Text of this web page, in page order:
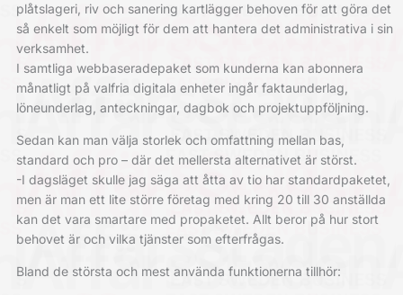
plåtslageri, riv och sanering kartlägger behoven för att göra det
så enkelt som möjligt för dem att hantera det administrativa i sin
verksamhet.
I samtliga webbaseradepaket som kunderna kan abonnera
månatligt på valfria digitala enheter ingår faktaunderlag,
löneunderlag, anteckningar, dagbok och projektuppföljning.
Sedan kan man välja storlek och omfattning mellan bas,
standard och pro – där det mellersta alternativet är störst.
-I dagsläget skulle jag säga att åtta av tio har standardpaketet,
men är man ett lite större företag med kring 20 till 30 anställda
kan det vara smartare med propaketet. Allt beror på hur stort
behovet är och vilka tjänster som efterfrågas.
Bland de största och mest använda funktionerna tillhör: